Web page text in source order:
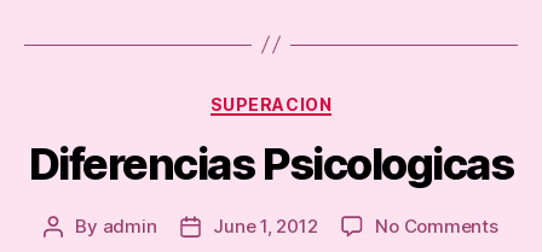
Categories
SUPERACION
Diferencias Psicologicas
Post
By admin
PostJune 1, 2012 No Commentson